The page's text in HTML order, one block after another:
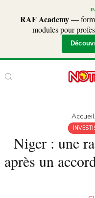
RAF Academy—
modules pour
Accueil
Niger : une
après un